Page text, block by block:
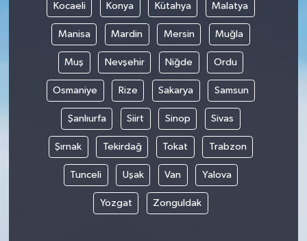
Kocaeli Konya Kütahya Malatya
Manisa Mardin Mersin Muğla
Muş Nevşehir Niğde Ordu
Osmaniye Rize Sakarya Samsun
Şanlıurfa Siirt Sinop Sivas
Şırnak Tekirdağ Tokat Trabzon
Tunceli Uşak Van Yalova
Yozgat Zonguldak